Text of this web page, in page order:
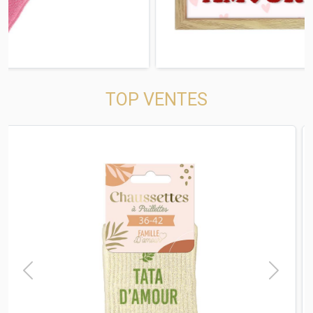
TOP VENTES
Previous Next